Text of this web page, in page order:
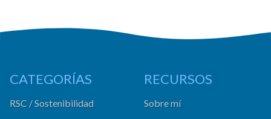
CATEGORÍAS
RSC / Sostenibilidad
RECURSOS
Sobre mí